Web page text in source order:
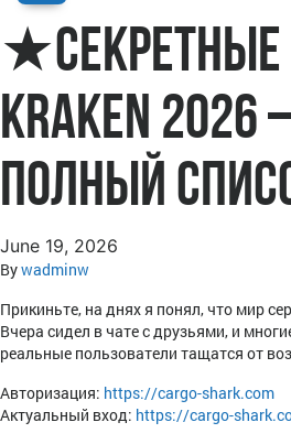
★Секретные
Kraken
полный
June 19, 2026
Bywadminw
Прикиньте, на днях я понял, что мир
Вчера сидел в чате с друзьями, и
реальные пользователи тащатся от
Авторизация: https://cargo-shark.com
Актуальный вход: https://cargo-